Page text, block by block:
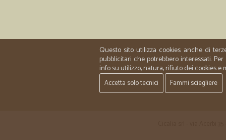
Questo sito utilizza cookies anche di
pubblicitari che potrebbero interessati.
info su utilizzo, natura, rifiuto dei cookies
Accetta solo tecnici Fammi sciegliere